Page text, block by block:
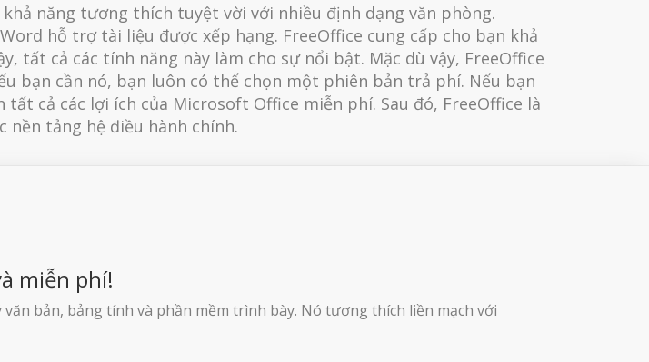
năng tương thích tuyệt vời với nhiều định dạng văn phòng.
hỗ trợ tài liệu được xếp hạng. FreeOffice cung cấp cho bạn khả
tất cả các tính năng này làm cho sự nổi bật. Mặc dù vậy, FreeOffice
bạn cần nó, bạn luôn có thể chọn một phiên bản trả phí. Nếu bạn
cả các lợi ích của Microsoft Office miễn phí. Sau đó, FreeOffice là
tảng hệ điều hành chính.
miễn phí!
bản, bảng tính và phần mềm trình bày. Nó tương thích liền mạch với